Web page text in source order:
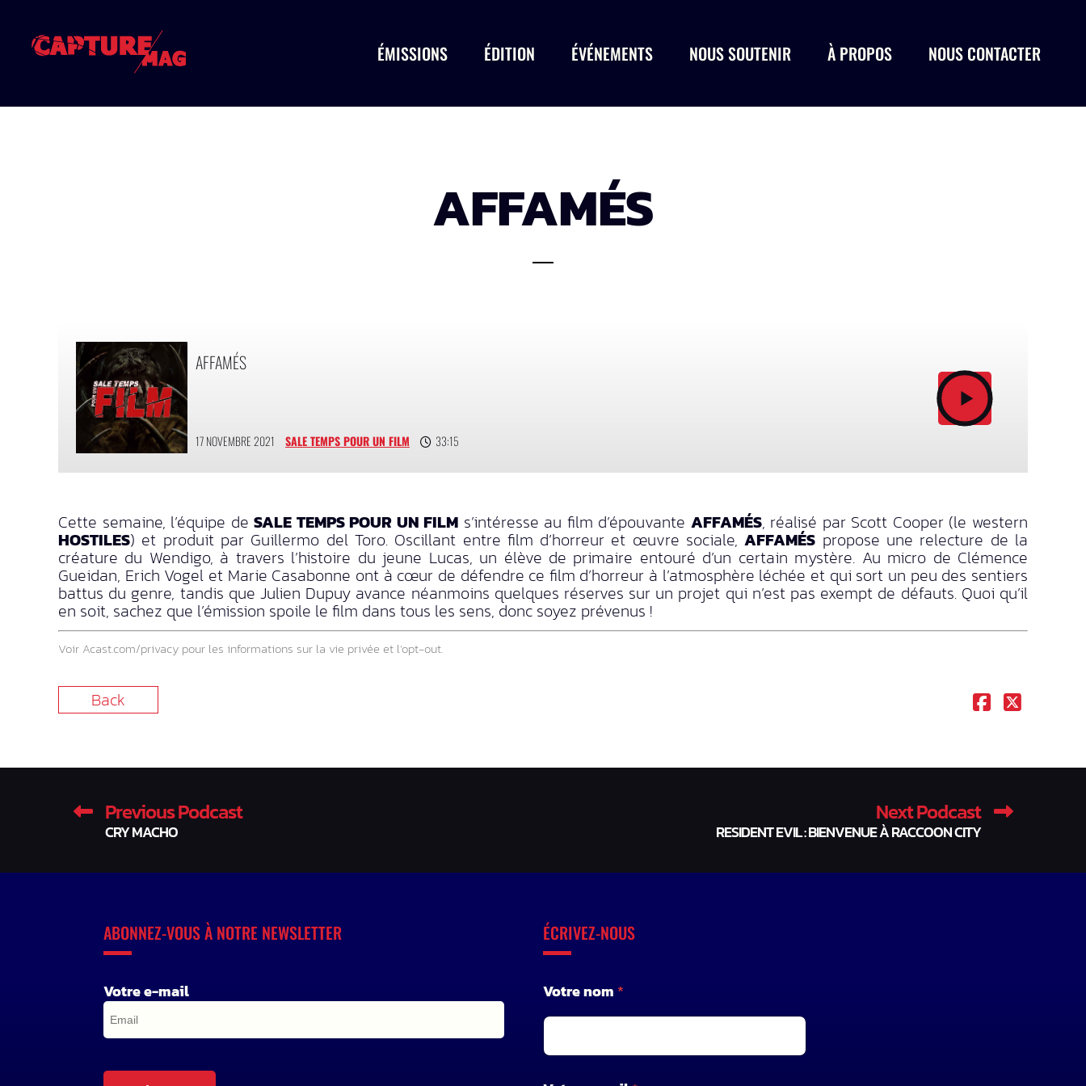
ÉMISSIONS ÉDITION ÉVÉNEMENTS NOUS SOUTENIR À PROPOS NOUS CONTACTER
AFFAMÉS
AFFAMÉS
17 NOVEMBRE 2021 SALE TEMPS POUR UN FILM 33:15
Cette semaine, l’équipe deSALE TEMPS POUR UN FILM s’intéresse au film d’épouvante AFFAMÉS, réalisé par Scott Cooper (le western
HOSTILES) et produit par Guillermo del Toro. Oscillant entre film d’horreur et œuvre sociale,AFFAMÉS propose une relecture de la
créature du Wendigo, à travers l’histoire du jeune Lucas, un élève de primaire entouré d’un certain mystère. Au micro de Clémence
Gueidan, Erich Vogel et Marie Casabonne ont à cœur de défendre ce film d’horreur à l’atmosphère léchée et qui sort un peu des sentiers
battus du genre, tandis que Julien Dupuy avance néanmoins quelques réserves sur un projet qui n’est pas exempt de défauts. Quoi qu’il
en soit, sachez que l’émission spoile le film dans tous les sens, donc soyez prévenus !
Voir Acast.com/privacy pour les informations sur la vie privée et l’opt-out.
Back
Previous Podcast
CRY MACHO
Next Podcast
RESIDENT EVIL : BIENVENUE À RACCOON CITY
ABONNEZ-VOUS À NOTRE NEWSLETTER
Votre e-mail
ÉCRIVEZ-NOUS
Votre nom *